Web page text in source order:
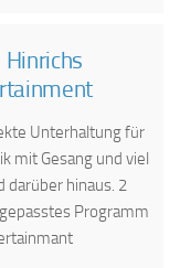
Hinrichs
Unterhaltung für
mit Gesang und viel
darüber hinaus. 2
Programm